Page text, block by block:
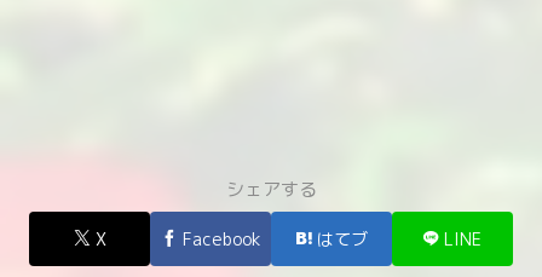
シェアする
X Facebook はてブ LINE